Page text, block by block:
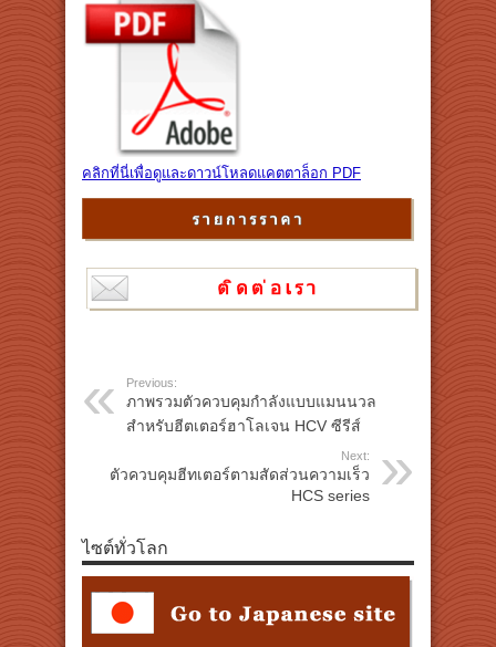
คลิกที่นี่เพื่อดูและดาวน์โหลดแคตตาล็อก PDF
Previous:
ภาพรวมตัวควบคุมกำลังแบบแมนนวล
สำหรับฮีตเตอร์ฮาโลเจน HCV ซีรีส์
Next:
ตัวควบคุมฮีทเตอร์ตามสัดส่วนความเร็ว
HCS series
ไซต์ทั่วโลก